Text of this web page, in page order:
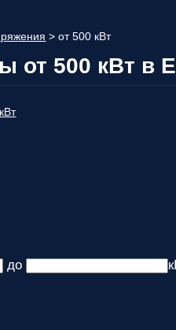
> от 500 кВт
от 500 кВт в
до